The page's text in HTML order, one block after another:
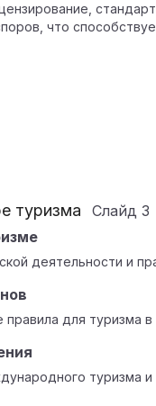
что
туризма Слайд 3
деятельности и
для туризма в
туризма и